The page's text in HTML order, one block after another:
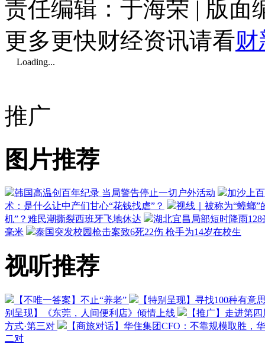
责任编辑：于海荣 | 版面
更多更快财经资讯请看财
Loading...
推广
图片推荐
韩国高温创百年纪录 当局警告停止一切户外活动
加沙上
术：是什么让中产们甘心“花钱找虐”？
视线｜被称为“蟑螂
机”？难民潮撕裂西班牙飞地休达
湖北宜昌局部短时降雨
毫米
泰国突发校园枪击案致6死22伤 枪手为14岁在校生
视听推荐
【不唯一答案】不止“养老”
【特别呈现】寻找100种有意
别呈现】《东莞，人间便利店》倾情上线
【推广】走进第
方式·第三对
【商旅对话】华住集团CFO：不靠规模取胜，
二对